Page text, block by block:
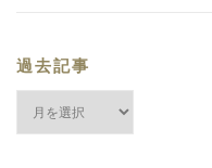
過去記事